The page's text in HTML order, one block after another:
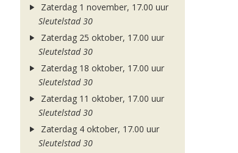
Zaterdag 1 november, 17.00 uur
Sleutelstad 30
Zaterdag 25 oktober, 17.00 uur
Sleutelstad 30
Zaterdag 18 oktober, 17.00 uur
Sleutelstad 30
Zaterdag 11 oktober, 17.00 uur
Sleutelstad 30
Zaterdag 4 oktober, 17.00 uur
Sleutelstad 30